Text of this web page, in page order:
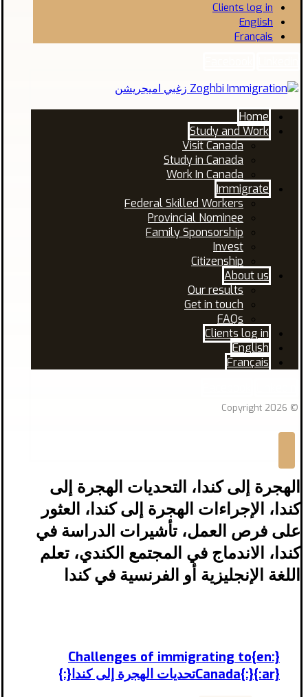
Clients log in
English
Français
Home
Study and Work
Visit Canada
Study in Canada
Work In Canada
Immigrate
Federal Skilled Workers
Provincial Nominee
Family Sponsorship
Invest
Citizenship
About us
Our results
Get in touch
FAQs
Clients log in
English
Français
© Copyright 2026
الهجرة إلى كندا، التحديات الهجرة إلى
كندا، الإجراءات الهجرة إلى كندا، العثور
على فرص العمل، تأشيرات الدراسة في
كندا، الاندماج في المجتمع الكندي، تعلم
اللغة الإنجليزية أو الفرنسية في كندا
{:en}Challenges of immigrating to
Canada{:}{:ar}تحديات الهجرة إلى كندا{:}